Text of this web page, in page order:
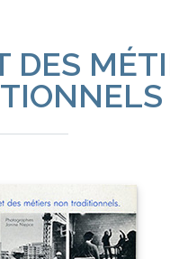
DES